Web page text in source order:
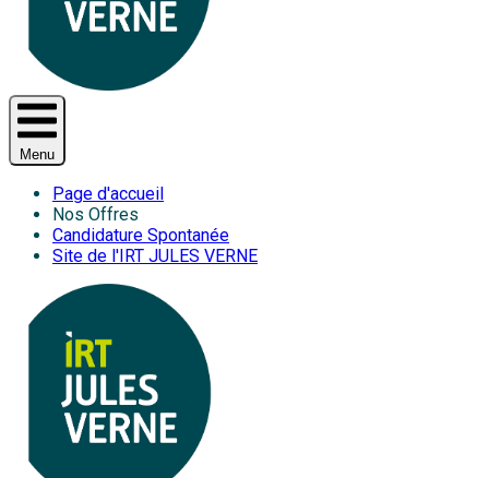
Menu
Page d'accueil
Nos Offres
Candidature Spontanée
Site de l'IRT JULES VERNE